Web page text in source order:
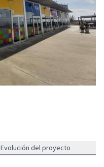
Evolución del proyecto